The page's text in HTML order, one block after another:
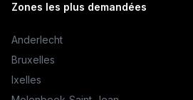
Zones les plus demandées
Anderlecht
Bruxelles
Ixelles